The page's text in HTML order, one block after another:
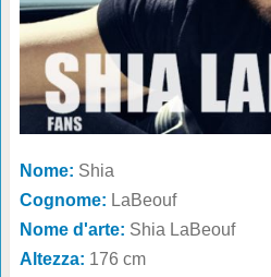
Nome: Shia
Cognome: LaBeouf
Nome d'arte: Shia LaBeouf
Altezza: 176 cm